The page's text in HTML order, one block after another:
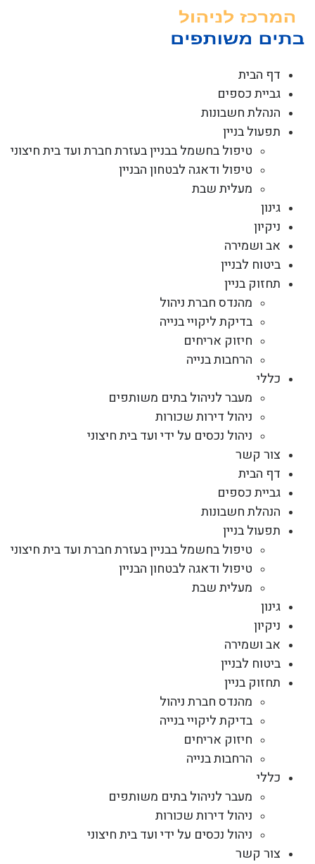
דף הבית
גביית כספים
הנהלת חשבונות
תפעול בניין
טיפול בחשמל בבניין בעזרת חברת ועד בית חיצוני
טיפול ודאגה לבטחון הבניין
מעלית שבת
גינון
ניקיון
אב ושמירה
ביטוח לבניין
תחזוק בניין
מהנדס חברת ניהול
בדיקת ליקויי בנייה
חיזוק אריחים
הרחבות בנייה
כללי
מעבר לניהול בתים משותפים
ניהול דירות שכורות
ניהול נכסים על ידי ועד בית חיצוני
צור קשר
דף הבית
גביית כספים
הנהלת חשבונות
תפעול בניין
טיפול בחשמל בבניין בעזרת חברת ועד בית חיצוני
טיפול ודאגה לבטחון הבניין
מעלית שבת
גינון
ניקיון
אב ושמירה
ביטוח לבניין
תחזוק בניין
מהנדס חברת ניהול
בדיקת ליקויי בנייה
חיזוק אריחים
הרחבות בנייה
כללי
מעבר לניהול בתים משותפים
ניהול דירות שכורות
ניהול נכסים על ידי ועד בית חיצוני
צור קשר